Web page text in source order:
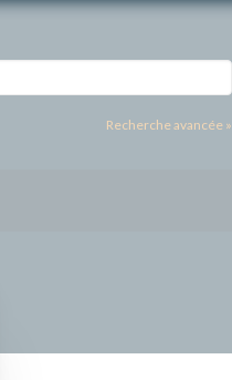
Recherche avancée »